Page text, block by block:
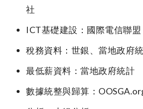
社
ICT基礎建設：國際電信聯盟
稅務資料：世銀、當地政府
最低薪資料：當地政府統計
數據統整與歸算：